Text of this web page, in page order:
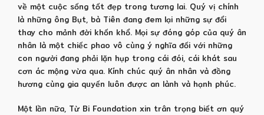
về một cuộc sống tốt đẹp trong tương lai. Quý vị chính
là những ông Bụt, bà Tiên đang đem lại những sự đổi
thay cho mảnh đời khốn khổ. Mọi sự đóng góp của quý ân
nhân là một chiếc phao vô cùng ý nghĩa đối với những
con người đang phải lặn hụp trong cái đói, cái khát sau
cơn ác mộng vừa qua. Kính chúc quý ân nhân và đồng
hương cùng gia quyến luôn được an lành và hạnh phúc.
Một lần nữa, Từ Bi Foundation xin trân trọng biết ơn quý